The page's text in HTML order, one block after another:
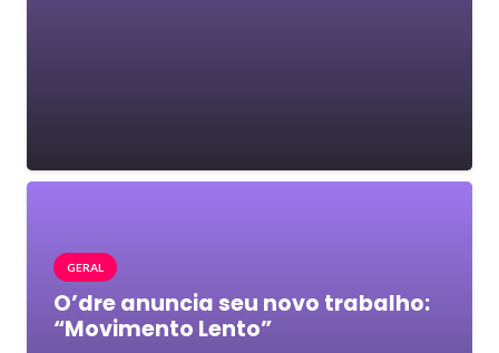
GERAL
O’dre anuncia seu novo trabalho:
“Movimento Lento”